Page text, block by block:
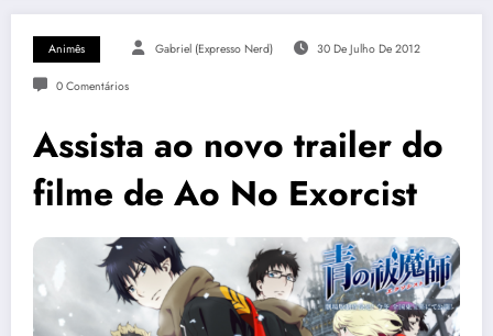
Animês Gabriel (Expresso Nerd) 30 De Julho De 2012
0 Comentários
Assista ao novo trailer do
filme de Ao No Exorcist